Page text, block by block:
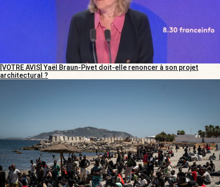
[VOTRE AVIS] Yaël Braun-Pivet doit-elle renoncer à son projet
architectural ?